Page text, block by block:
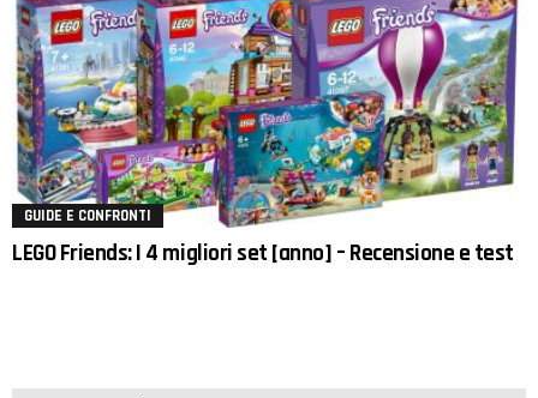
GUIDE E CONFRONTI
LEGO Friends: I 4 migliori set [anno] – Recensione e test